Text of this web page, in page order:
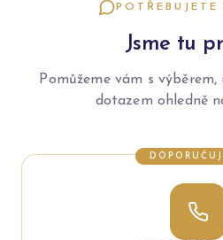
Jsme tu
Pomůžeme vám s
dotazem ohledně